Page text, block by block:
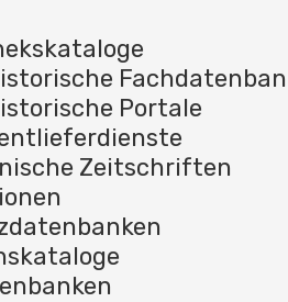
Portale
Zeitschriften